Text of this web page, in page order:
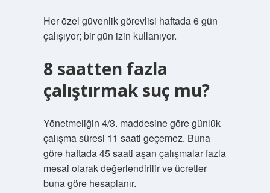
Her özel güvenlik görevlisi haftada 6 gün
çalışıyor; bir gün izin kullanıyor.
8 saatten fazla
çalıştırmak suç mu?
Yönetmeliğin 4/3. maddesine göre günlük
çalışma süresi 11 saati geçemez. Buna
göre haftada 45 saati aşan çalışmalar fazla
mesai olarak değerlendirilir ve ücretler
buna göre hesaplanır.